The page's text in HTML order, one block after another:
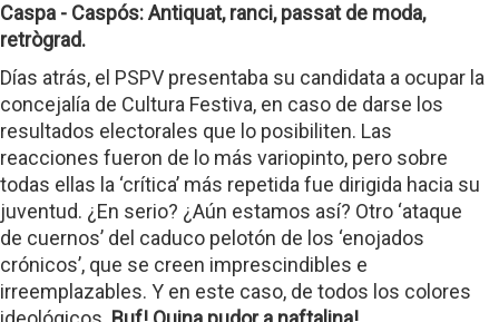
Caspa - Caspós: Antiquat, ranci, passat de moda,
retrògrad.
Días atrás, el PSPV presentaba su candidata a ocupar la
concejalía de Cultura Festiva, en caso de darse los
resultados electorales que lo posibiliten. Las
reacciones fueron de lo más variopinto, pero sobre
todas ellas la ‘crítica’ más repetida fue dirigida hacia su
juventud. ¿En serio? ¿Aún estamos así? Otro ‘ataque
de cuernos’ del caduco pelotón de los ‘enojados
crónicos’, que se creen imprescindibles e
irreemplazables. Y en este caso, de todos los colores